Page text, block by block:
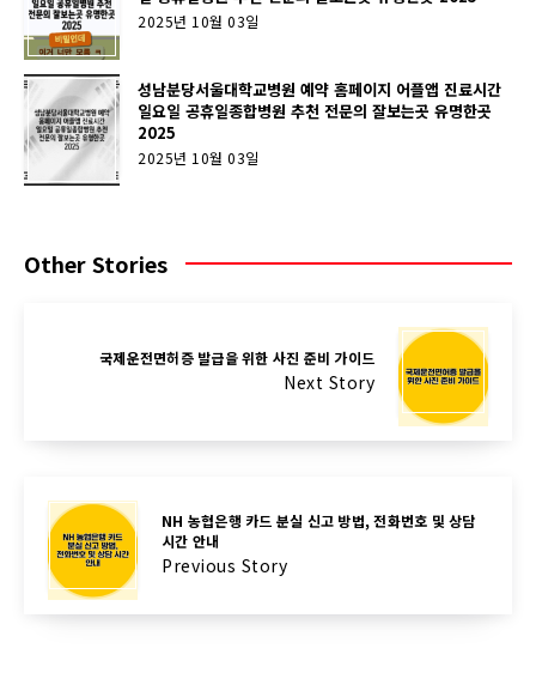
2025년 10월 03일
성남분당서울대학교병원 예약 홈페이지 어플앱 진료시간
일요일 공휴일종합병원 추천 전문의 잘보는곳 유명한곳
2025
2025년 10월 03일
Other Stories
국제운전면허증 발급을 위한 사진 준비 가이드
Next Story
NH 농협은행 카드 분실 신고 방법, 전화번호 및 상담
시간 안내
Previous Story